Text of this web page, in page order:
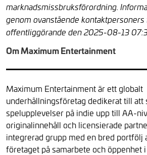
marknadsmissbruksförordning.
genom ovanstående
offentliggörande den 2025-08-13
Om Maximum Entertainment
Maximum Entertainment är ett globalt
underhållningsföretag dedikerat till att
spelupplevelser på indie upp till AA-
originalinnehåll och licensierade
integrerad grupp med en bred portfölj
företaget på samarbete och öppenhet